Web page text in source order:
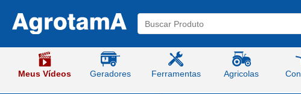
Meus Vídeos Geradores Ferramentas Agricolas